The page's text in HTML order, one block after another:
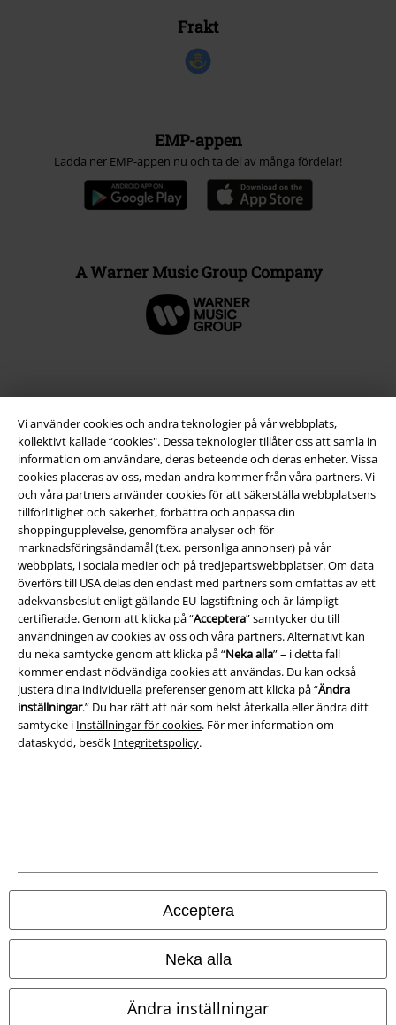
Vi använder cookies och andra teknologier på vår webbplats,
kollektivt kallade “cookies". Dessa teknologier tillåter oss att samla in
information om användare, deras beteende och deras enheter. Vissa
cookies placeras av oss, medan andra kommer från våra partners. Vi
och våra partners använder cookies för att säkerställa webbplatsens
tillförlitlighet och säkerhet, förbättra och anpassa din
shoppingupplevelse, genomföra analyser och för
marknadsföringsändamål (t.ex. personliga annonser) på vår
webbplats, i sociala medier och på tredjepartswebbplatser. Om data
överförs till USA delas den endast med partners som omfattas av ett
adekvansbeslut enligt gällande EU-lagstiftning och är lämpligt
certifierade. Genom att klicka på “Acceptera” samtycker du till
användningen av cookies av oss och våra partners. Alternativt kan
du neka samtycke genom att klicka på “Neka alla” – i detta fall
kommer endast nödvändiga cookies att användas. Du kan också
justera dina individuella preferenser genom att klicka på “Ändra
inställningar.” Du har rätt att när som helst återkalla eller ändra ditt
samtycke i Inställningar för cookies. För mer information om
dataskydd, besök Integritetspolicy.
Acceptera
Neka alla
Ändra inställningar
Frakt
EMP-appen
Ladda ner EMP-appen nu och ta del av många fördelar!
A Warner Music Group Company
Juridisk information/Villkor
Villkor
Om oss
Ladda ner villkoren
Avfallshantering och miljöskydd
Försäkran om överensstämmelse
Våra onlinebutiker